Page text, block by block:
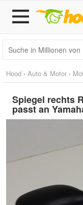
Hood › Auto & Motor ›
Spiegel rechts
passt an